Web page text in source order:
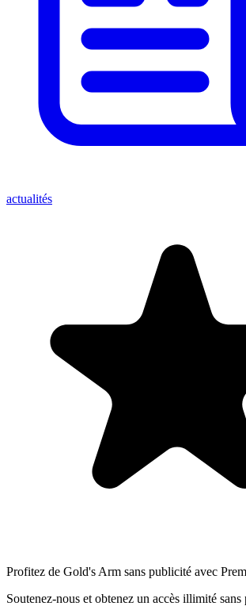
actualités
Profitez de Gold's Arm sans publicité avec
Soutenez-nous et obtenez un accès illimité